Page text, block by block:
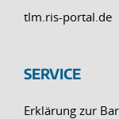
tlm.ris-portal.de
SERVICE
Erklärung zur